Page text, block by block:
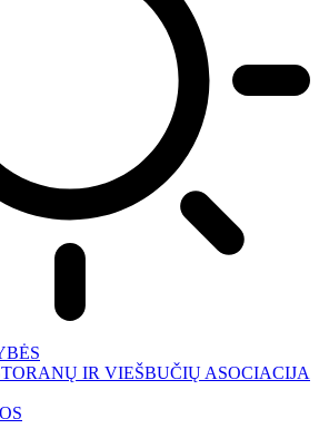
IR VIEŠBUČIŲ ASOCIACIJA